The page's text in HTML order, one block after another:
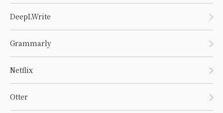
DeepLWrite
Grammarly
Netflix
Otter